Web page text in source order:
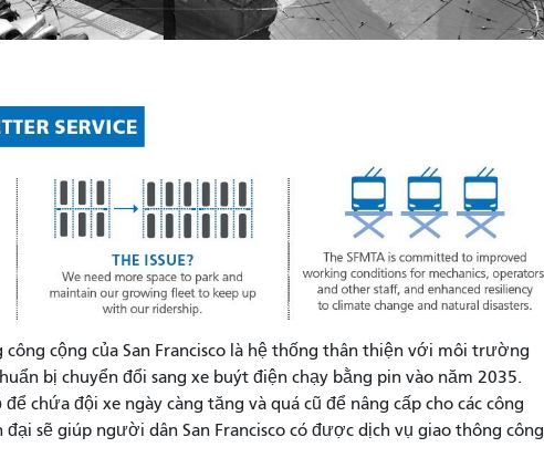
cộng của San Francisco là hệ thống thân thiện với môi trường
bị chuyển đổi sang xe buýt điện chạy bằng pin vào năm 2035.
chứa đội xe ngày càng tăng và quá cũ để nâng cấp cho các công
sẽ giúp người dân San Francisco có được dịch vụ giao thông công